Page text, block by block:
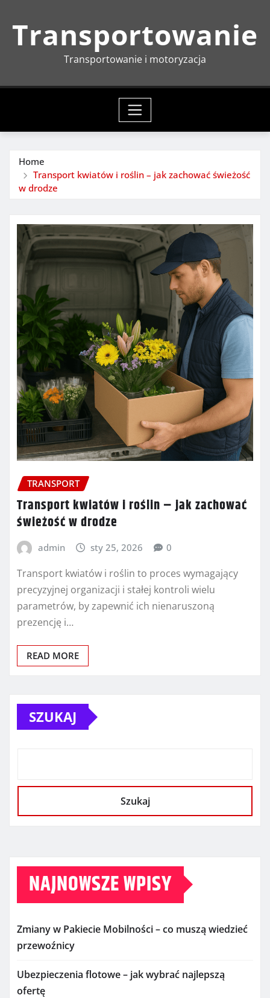
Transportowanie
Transportowanie i motoryzacja
Home
Transport kwiatów i roślin – jak zachować świeżość
w drodze
TRANSPORT
Transport kwiatów i roślin – jak zachować
świeżość w drodze
admin sty 25, 2026 0
Transport kwiatów i roślin to proces wymagający
precyzyjnej organizacji i stałej kontroli wielu
parametrów, by zapewnić ich nienaruszoną
prezencję i…
READ MORE
SZUKAJ
Szukaj
NAJNOWSZE WPISY
Zmiany w Pakiecie Mobilności – co muszą wiedzieć
przewoźnicy
Ubezpieczenia flotowe – jak wybrać najlepszą
ofertę